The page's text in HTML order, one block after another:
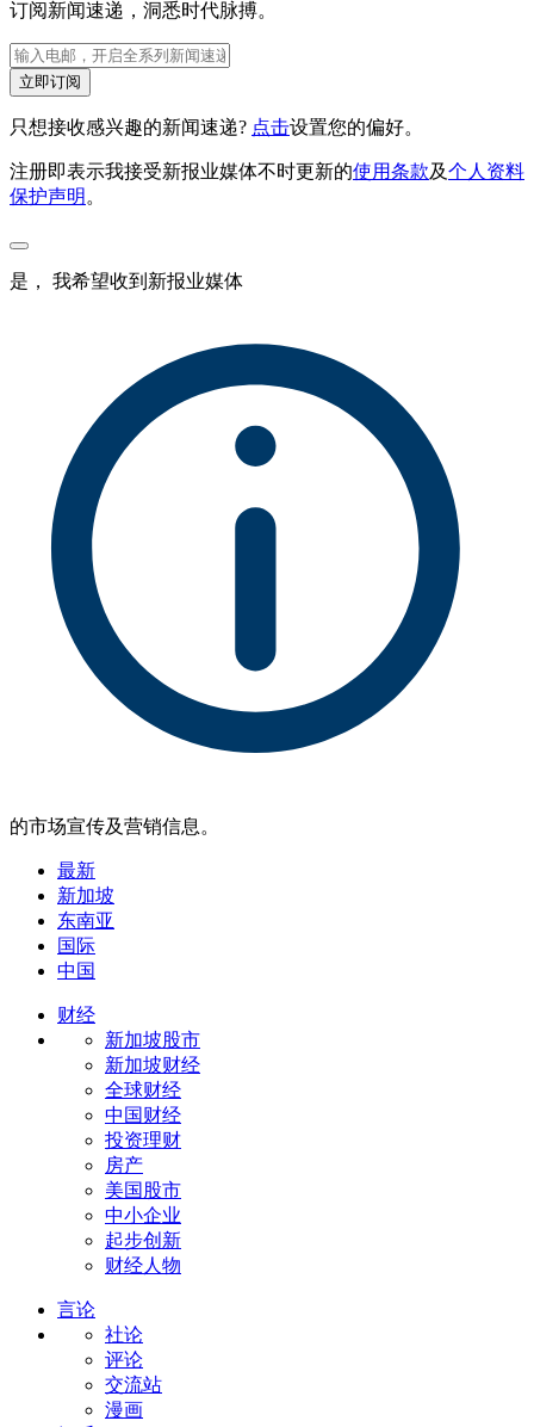
订阅新闻速递，洞悉时代脉搏。
立即订阅
只想接收感兴趣的新闻速递? 点击设置您的偏好。
注册即表示我接受新报业媒体不时更新的使用条款及个人资料
保护声明 。
是， 我希望收到新报业媒体
的市场宣传及营销信息。
最新
新加坡
东南亚
国际
中国
财经
新加坡股市
新加坡财经
全球财经
中国财经
投资理财
房产
美国股市
中小企业
起步创新
财经人物
言论
社论
评论
交流站
漫画